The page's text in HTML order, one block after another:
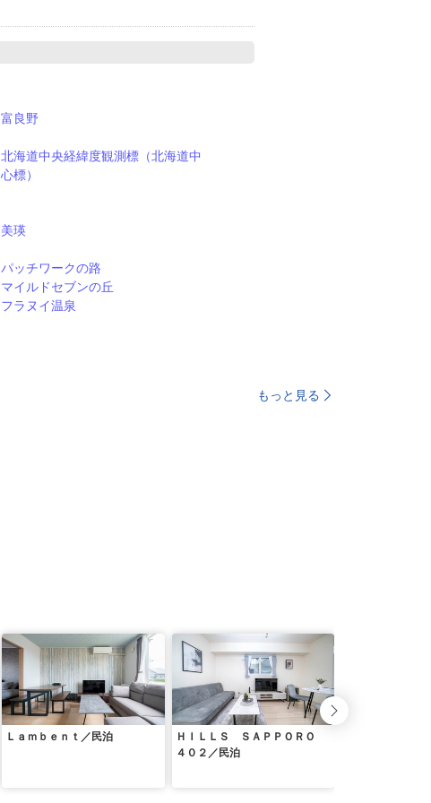
富良野
北海道中央経緯度観測標（北海道中
心標）
美瑛
パッチワークの路
マイルドセブンの丘
フラヌイ温泉
もっと見る
Ｌａｍｂｅｎｔ／民泊
ＨＩＬＬＳ ＳＡＰＰＯＲＯ
４０２／民泊